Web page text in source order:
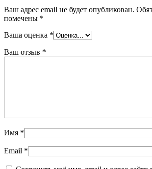
Ваш адрес email не будет опубликован.
помечены *
Ваша оценка *
Ваш отзыв *
Имя *
Email *